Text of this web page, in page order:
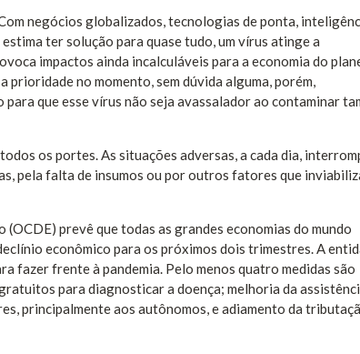
negócios globalizados, tecnologias de ponta,
ter solução para quase tudo, um vírus atinge a
impactos ainda incalculáveis para a economia do
prioridade no momento, sem dúvida alguma, porém,
que esse vírus não seja avassalador ao contaminar
os portes. As situações adversas, a cada dia,
pela falta de insumos ou por outros fatores que
prevê que todas as grandes economias do mundo
econômico para os próximos dois trimestres. A
fazer frente à pandemia. Pelo menos quatro medidas são
para diagnosticar a doença; melhoria da
principalmente aos autônomos, e adiamento da